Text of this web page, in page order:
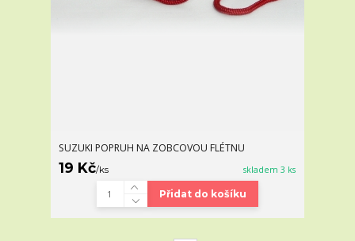
SUZUKI POPRUH NA ZOBCOVOU FLÉTNU
19 Kč/ks skladem 3 ks
Přidat do košíku